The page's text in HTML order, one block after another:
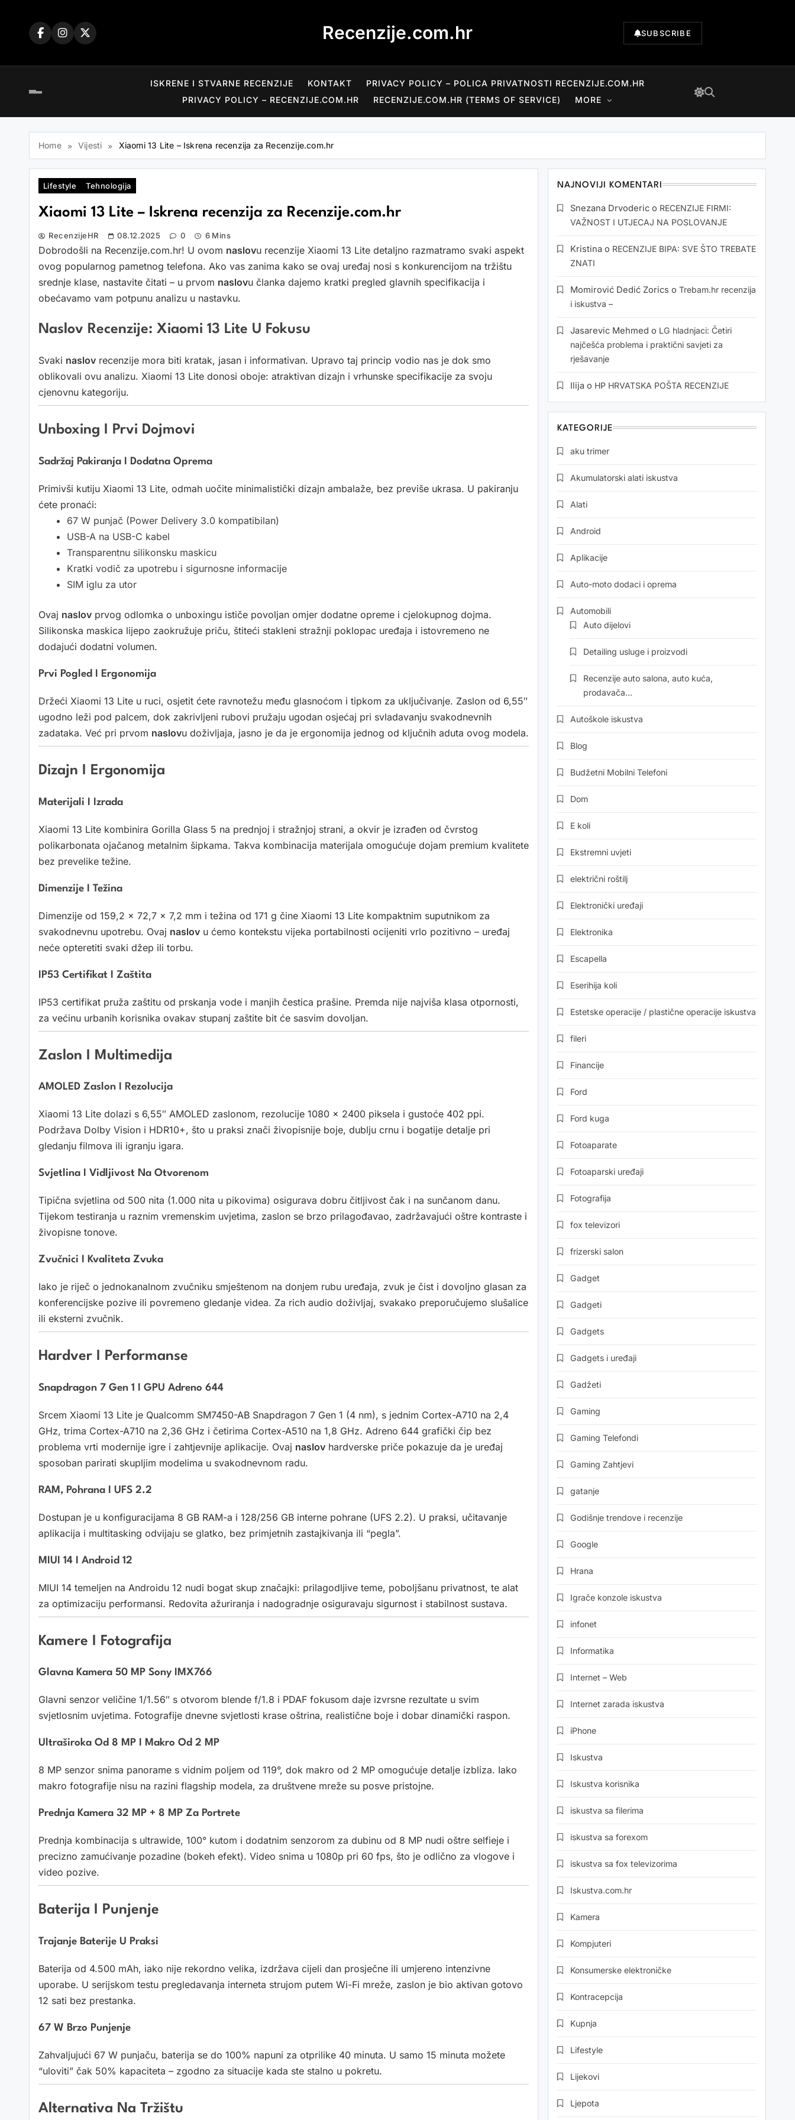
Recenzije.com.hr SUBSCRIBE
ISKRENE I STVARNE RECENZIJE KONTAKT
PRIVACY POLICY – POLICA PRIVATNOSTI RECENZIJE.COM.HR
PRIVACY POLICY – RECENZIJE.COM.HR
RECENZIJE.COM.HR (TERMS OF SERVICE) MORE
Home Vijesti Xiaomi 13 Lite – Iskrena recenzija za Recenzije.com.hr
Lifestyle Tehnologija
Xiaomi 13 Lite – Iskrena recenzija za Recenzije.com.hr
RecenzijeHR 08.12.2025 0 6 Mins
Dobrodošli na Recenzije.com.hr! U ovom naslovu recenzije Xiaomi 13 Lite detaljno razmatramo svaki aspekt
ovog popularnog pametnog telefona. Ako vas zanima kako se ovaj uređaj nosi s konkurencijom na tržištu
srednje klase, nastavite čitati – u prvom naslovu članka dajemo kratki pregled glavnih specifikacija i
obećavamo vam potpunu analizu u nastavku.
Naslov Recenzije: Xiaomi 13 Lite U Fokusu
Svaki naslov recenzije mora biti kratak, jasan i informativan. Upravo taj princip vodio nas je dok smo
oblikovali ovu analizu. Xiaomi 13 Lite donosi oboje: atraktivan dizajn i vrhunske specifikacije za svoju
cjenovnu kategoriju.
Unboxing I Prvi Dojmovi
Sadržaj Pakiranja I Dodatna Oprema
Primivši kutiju Xiaomi 13 Lite, odmah uočite minimalistički dizajn ambalaže, bez previše ukrasa. U pakiranju
ćete pronaći:
67 W punjač (Power Delivery 3.0 kompatibilan)
USB-A na USB-C kabel
Transparentnu silikonsku maskicu
Kratki vodič za upotrebu i sigurnosne informacije
SIM iglu za utor
Ovaj naslov prvog odlomka o unboxingu ističe povoljan omjer dodatne opreme i cjelokupnog dojma.
Silikonska maskica lijepo zaokružuje priču, štiteći stakleni stražnji poklopac uređaja i istovremeno ne
dodajući dodatni volumen.
Prvi Pogled I Ergonomija
Držeći Xiaomi 13 Lite u ruci, osjetit ćete ravnotežu među glasnoćom i tipkom za uključivanje. Zaslon od 6,55″
ugodno leži pod palcem, dok zakrivljeni rubovi pružaju ugodan osjećaj pri svladavanju svakodnevnih
zadataka. Već pri prvom naslovu doživljaja, jasno je da je ergonomija jednog od ključnih aduta ovog modela.
Dizajn I Ergonomija
Materijali I Izrada
Xiaomi 13 Lite kombinira Gorilla Glass 5 na prednjoj i stražnjoj strani, a okvir je izrađen od čvrstog
polikarbonata ojačanog metalnim šipkama. Takva kombinacija materijala omogućuje dojam premium kvalitete
bez prevelike težine.
Dimenzije I Težina
Dimenzije od 159,2 x 72,7 x 7,2 mm i težina od 171 g čine Xiaomi 13 Lite kompaktnim suputnikom za
svakodnevnu upotrebu. Ovaj naslov u ćemo kontekstu vijeka portabilnosti ocijeniti vrlo pozitivno – uređaj
neće opteretiti svaki džep ili torbu.
IP53 Certifikat I Zaštita
IP53 certifikat pruža zaštitu od prskanja vode i manjih čestica prašine. Premda nije najviša klasa otpornosti,
za većinu urbanih korisnika ovakav stupanj zaštite bit će sasvim dovoljan.
Zaslon I Multimedija
AMOLED Zaslon I Rezolucija
Xiaomi 13 Lite dolazi s 6,55″ AMOLED zaslonom, rezolucije 1080 x 2400 piksela i gustoće 402 ppi.
Podržava Dolby Vision i HDR10+, što u praksi znači živopisnije boje, dublju crnu i bogatije detalje pri
gledanju filmova ili igranju igara.
Svjetlina I Vidljivost Na Otvorenom
Tipična svjetlina od 500 nita (1.000 nita u pikovima) osigurava dobru čitljivost čak i na sunčanom danu.
Tijekom testiranja u raznim vremenskim uvjetima, zaslon se brzo prilagođavao, zadržavajući oštre kontraste i
živopisne tonove.
Zvučnici I Kvaliteta Zvuka
Iako je riječ o jednokanalnom zvučniku smještenom na donjem rubu uređaja, zvuk je čist i dovoljno glasan za
konferencijske pozive ili povremeno gledanje videa. Za rich audio doživljaj, svakako preporučujemo slušalice
ili eksterni zvučnik.
Hardver I Performanse
Snapdragon 7 Gen 1 I GPU Adreno 644
Srcem Xiaomi 13 Lite je Qualcomm SM7450-AB Snapdragon 7 Gen 1 (4 nm), s jednim Cortex-A710 na 2,4
GHz, trima Cortex-A710 na 2,36 GHz i četirima Cortex-A510 na 1,8 GHz. Adreno 644 grafički čip bez
problema vrti modernije igre i zahtjevnije aplikacije. Ovaj naslov hardverske priče pokazuje da je uređaj
sposoban parirati skupljim modelima u svakodnevnom radu.
RAM, Pohrana I UFS 2.2
Dostupan je u konfiguracijama 8 GB RAM-a i 128/256 GB interne pohrane (UFS 2.2). U praksi, učitavanje
aplikacija i multitasking odvijaju se glatko, bez primjetnih zastajkivanja ili “pegla”.
MIUI 14 I Android 12
MIUI 14 temeljen na Androidu 12 nudi bogat skup značajki: prilagodljive teme, poboljšanu privatnost, te alat
za optimizaciju performansi. Redovita ažuriranja i nadogradnje osiguravaju sigurnost i stabilnost sustava.
Kamere I Fotografija
Glavna Kamera 50 MP Sony IMX766
Glavni senzor veličine 1/1.56″ s otvorom blende f/1.8 i PDAF fokusom daje izvrsne rezultate u svim
svjetlosnim uvjetima. Fotografije dnevne svjetlosti krase oštrina, realistične boje i dobar dinamički raspon.
Ultraširoka Od 8 MP I Makro Od 2 MP
8 MP senzor snima panorame s vidnim poljem od 119°, dok makro od 2 MP omogućuje detalje izbliza. Iako
makro fotografije nisu na razini flagship modela, za društvene mreže su posve pristojne.
Prednja Kamera 32 MP + 8 MP Za Portrete
Prednja kombinacija s ultrawide, 100° kutom i dodatnim senzorom za dubinu od 8 MP nudi oštre selfieje i
precizno zamućivanje pozadine (bokeh efekt). Video snima u 1080p pri 60 fps, što je odlično za vlogove i
video pozive.
Baterija I Punjenje
Trajanje Baterije U Praksi
Baterija od 4.500 mAh, iako nije rekordno velika, izdržava cijeli dan prosječne ili umjereno intenzivne
uporabe. U serijskom testu pregledavanja interneta strujom putem Wi-Fi mreže, zaslon je bio aktivan gotovo
12 sati bez prestanka.
67 W Brzo Punjenje
Zahvaljujući 67 W punjaču, baterija se do 100% napuni za otprilike 40 minuta. U samo 15 minuta možete
“uloviti” čak 50% kapaciteta – zgodno za situacije kada ste stalno u pokretu.
Alternativa Na Tržištu
NAJNOVIJI KOMENTARI
Snezana Drvoderic o RECENZIJE FIRMI:
VAŽNOST I UTJECAJ NA POSLOVANJE
Kristina o RECENZIJE BIPA: SVE ŠTO TREBATE
ZNATI
Momirović Dedić Zorics o Trebam.hr recenzija
i iskustva –
Jasarevic Mehmed o LG hladnjaci: Četiri
najčešća problema i praktični savjeti za
rješavanje
Ilija o HP HRVATSKA POŠTA RECENZIJE
KATEGORIJE
aku trimer
Akumulatorski alati iskustva
Alati
Android
Aplikacije
Auto-moto dodaci i oprema
Automobili
Auto dijelovi
Detailing usluge i proizvodi
Recenzije auto salona, auto kuća,
prodavača…
Autoškole iskustva
Blog
Budžetni Mobilni Telefoni
Dom
E koli
Ekstremni uvjeti
električni roštilj
Elektronički uređaji
Elektronika
Escapella
Eserihija koli
Estetske operacije / plastične operacije iskustva
fileri
Financije
Ford
Ford kuga
Fotoaparate
Fotoaparski uređaji
Fotografija
fox televizori
frizerski salon
Gadget
Gadgeti
Gadgets
Gadgets i uređaji
Gadžeti
Gaming
Gaming Telefondi
Gaming Zahtjevi
gatanje
Godišnje trendove i recenzije
Google
Hrana
Igrače konzole iskustva
infonet
Informatika
Internet – Web
Internet zarada iskustva
iPhone
Iskustva
Iskustva korisnika
iskustva sa filerima
iskustva sa forexom
iskustva sa fox televizorima
Iskustva.com.hr
Kamera
Kompjuteri
Konsumerske elektroničke
Kontracepcija
Kupnja
Lifestyle
Lijekovi
Ljepota